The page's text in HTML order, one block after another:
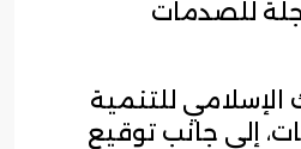
للصدمات
الإسلامي للتنمية
إلى جانب توقيع